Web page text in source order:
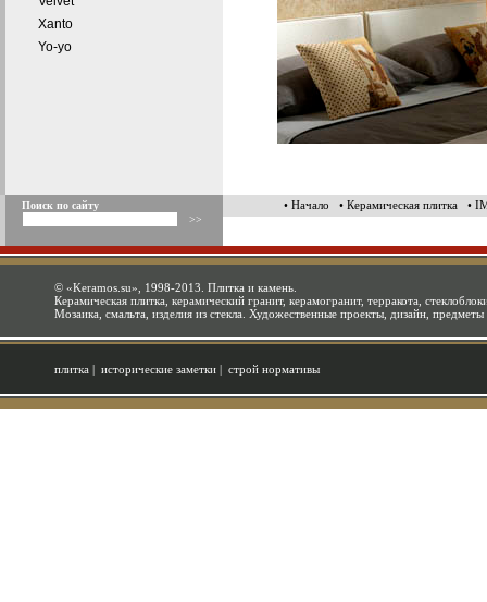
Xanto
Yo-yo
Поиск по сайту • Начало • Керамическая плитка •
© «Keramos.su» , 1998-2013. Плитка и камень.
Керамическая плитка, керамический гранит, керамогранит, терракота,
Мозаика, смальта, изделия из стекла. Художественные проекты, дизайн, предметы
плитка | исторические заметки | строй нормативы